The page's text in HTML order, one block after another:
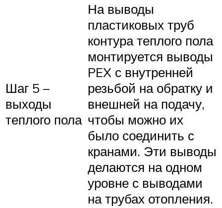
Шаг 5 –
выходы
теплого пола
На выводы
пластиковых труб
контура теплого пола
монтируется выводы
PEX с внутренней
резьбой на обратку и
внешней на подачу,
чтобы можно их
было соединить с
кранами. Эти выводы
делаются на одном
уровне с выводами
на трубах отопления.